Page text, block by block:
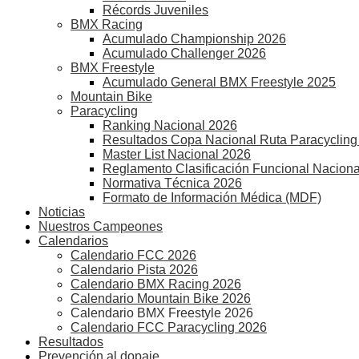
Récords Juveniles
BMX Racing
Acumulado Championship 2026
Acumulado Challenger 2026
BMX Freestyle
Acumulado General BMX Freestyle 2025
Mountain Bike
Paracycling
Ranking Nacional 2026
Resultados Copa Nacional Ruta
Master List Nacional 2026
Reglamento Clasificación Funcional Nacional
Normativa Técnica 2026
Formato de Información Médica (MDF)
Noticias
Nuestros Campeones
Calendarios
Calendario FCC 2026
Calendario Pista 2026
Calendario BMX Racing 2026
Calendario Mountain Bike 2026
Calendario BMX Freestyle 2026
Calendario FCC Paracycling 2026
Resultados
Prevención al dopaje